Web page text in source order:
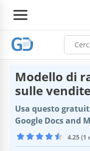
Modello di
sulle
Usa questo
Google Docs and
4.25 (1